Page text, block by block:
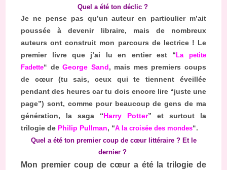
Quel a été ton déclic ?
Je ne pense pas qu’un auteur en particulier m’ait
poussée à devenir libraire, mais de nombreux
auteurs ont construit mon parcours de lectrice ! Le
premier livre que j’ai lu en entier est “ La petite
Fadette“ deGeorge Sand , mais mes premiers coups
de cœur (tu sais, ceux qui te tiennent éveillée
pendant des heures car tu dois encore lire “juste une
page”) sont, comme pour beaucoup de gens de ma
génération, la saga “ Harry Potter” et surtout la
trilogie de Philip Pullman, “A la croisée des mondes“.
Quel a été ton premier coup de cœur littéraire ? Et le
dernier ?
Mon premier coup de cœur a été la trilogie de